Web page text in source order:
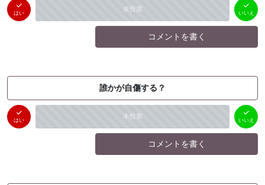
はい 未投票
いいえ
（ 0件）
いいえ
コメントを書く
誰かが自傷する？
はい 未投票
いいえ
（ 0件）
いいえ
コメントを書く